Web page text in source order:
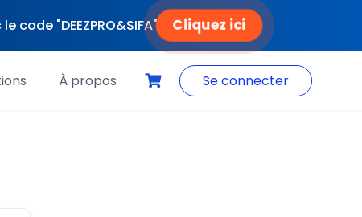
"DEEZPRO&SIFA" Cliquez ici
À propos Se connecter